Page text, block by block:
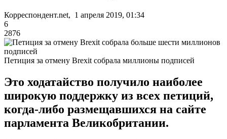
Корреспондент.net, 1 апреля 2019, 01:34
6
2876
Петиция за отмену Brexit собрала миллионы подписей
Это ходатайство получило наиболее
широкую поддержку из всех петиций,
когда-либо размещавшихся на сайте
парламента Великобритании.